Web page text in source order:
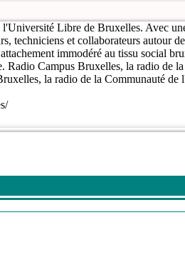
l'Université Libre de Bruxelles. Avec
techniciens et collaborateurs autour
immodéré au tissu social
Radio Campus Bruxelles, la radio de
la radio de la Communauté de